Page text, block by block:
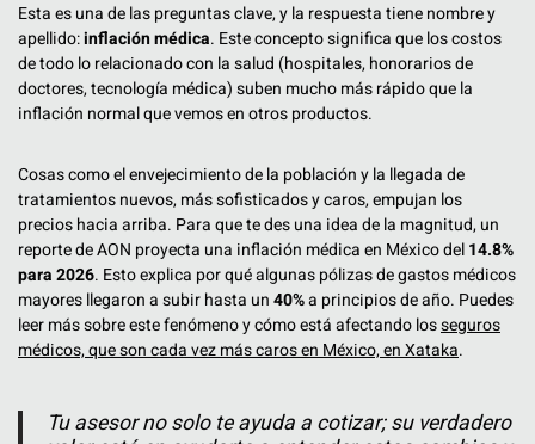
Esta es una de las preguntas clave, y la respuesta tiene nombre y
apellido:inflación médica. Este concepto significa que los costos
de todo lo relacionado con la salud (hospitales, honorarios de
doctores, tecnología médica) suben mucho más rápido que la
inflación normal que vemos en otros productos.
Cosas como el envejecimiento de la población y la llegada de
tratamientos nuevos, más sofisticados y caros, empujan los
precios hacia arriba. Para que te des una idea de la magnitud, un
reporte de AON proyecta una inflación médica en México del14.8%
para 2026. Esto explica por qué algunas pólizas de gastos médicos
mayores llegaron a subir hasta un40%a principios de año. Puedes
leer más sobre este fenómeno y cómo está afectando losseguros
médicos, que son cada vez más caros en México, en Xataka.
Tu asesor no solo te ayuda a cotizar; su verdadero